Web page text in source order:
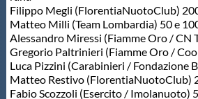
Filippo Megli (FlorentiaNuotoClub)
Matteo Milli (Team Lombardia) 50 e
Alessandro Miressi (Fiamme Oro / CN
Gregorio Paltrinieri (Fiamme Oro /
Luca Pizzini (Carabinieri / Fondazione
Matteo Restivo (FlorentiaNuotoClub)
Fabio Scozzoli (Esercito / Imolanuoto)